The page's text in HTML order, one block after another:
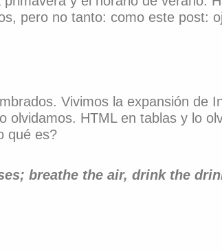
pero no tanto: como este post:
Vivimos la expansión de
olvidamos. HTML en tablas y lo
qué es?
breathe the air, drink the